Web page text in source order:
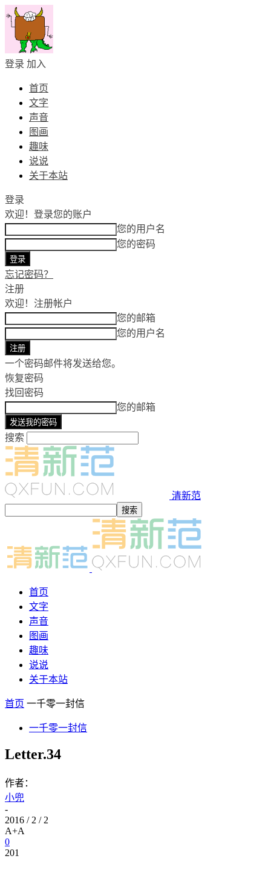
登录 加入
首页
文字
声音
图画
趣味
说说
关于本站
登录
欢迎！ 登录您的账户
您的用户名
您的密码
忘记密码？
注册
欢迎！ 注册帐户
您的邮箱
您的用户名
一个密码邮件将发送给您。
恢复密码
找回密码
您的邮箱
搜索
清新范
首页
文字
声音
图画
趣味
说说
关于本站
首页 一千零一封信
一千零一封信
Letter.34
作者：
小兜
-
2016 / 2 / 2
A+A
0
201